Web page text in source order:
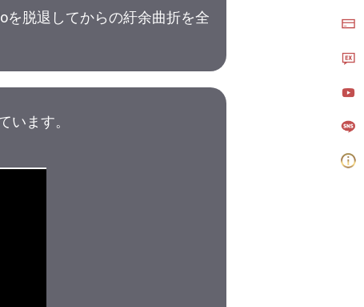
脱退してからの紆余曲折を全
います。